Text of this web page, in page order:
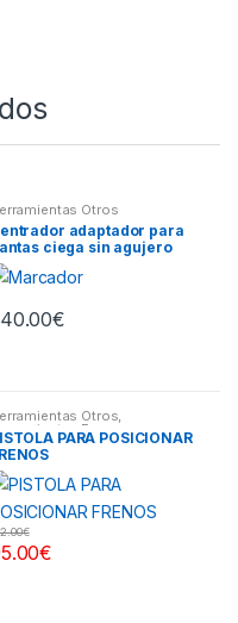
Otros
adaptador para
ciega sin agujero
€
Otros,
Frenos y
PARA POSICIONAR
€
€